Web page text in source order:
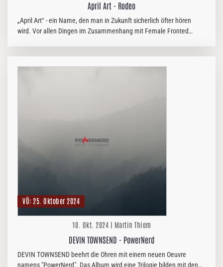
April Art - Rodeo
„April Art“ - ein Name, den man in Zukunft sicherlich öfter hören
wird. Vor allen Dingen im Zusammenhang mit Female Fronted
VÖ: 25. Oktober 2024
10. Okt. 2024 | Martin Thiem
DEVIN TOWNSEND - PowerNerd
DEVIN TOWNSEND beehrt die Ohren mit einem neuen Oeuvre
namens "PowerNerd". Das Album wird eine Trilogie bilden mit den